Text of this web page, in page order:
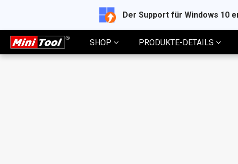
Der Support für Windows 10
SHOP PRODUKTE-DETAILS